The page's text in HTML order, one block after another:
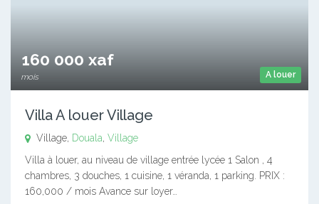
A louer
160 000 xaf
mois
Villa A louer Village
Village, Douala Village
Villa à louer, au niveau de village entrée lycée 1 Salon , 4
chambres, 3 douches, 1 cuisine, 1 véranda, 1 parking. PRIX :
160,000 / mois Avance sur loyer…